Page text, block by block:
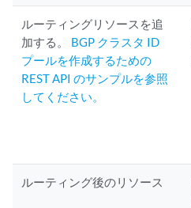
ルーティングリソースを追
加する。 BGP クラスタ ID
プールを作成するための
REST API のサンプルを参照
してください。
ルーティング後のリソース